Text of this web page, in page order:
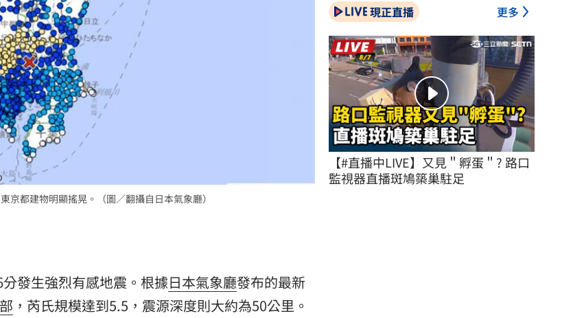
京都建物明顯搖晃。（圖／翻攝自日本氣象廳）
發生強烈有感地震。根據日本氣象廳發布的最新
，芮氏規模達到5.5，震源深度則大約為50公里。
現正直播 更多
【#直播中LIVE】又見＂孵蛋＂? 路口
監視器直播斑鳩築巢駐足